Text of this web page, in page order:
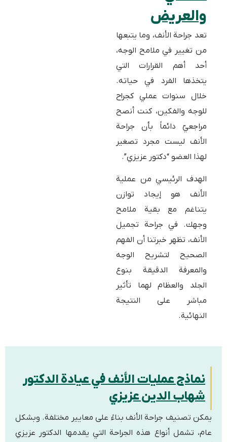
والعريض
تعد جراحة الأنف، وما يتبعها
من تغيير في ملامح الوجه،
أحد أهم القرارات التي
يتخذها الفرد في حياته.
خلال سنوات عملي كجراح
للوجه والفكين، كنت أنصح
مراجعيّ دائماً بأن جراحة
الأنف ليست مجرد تصغير
لهذا العضو “دكتور عزيزي”.
الهدف الرئيسي من عملية
الأنف هو إيجاد توازن
يتناغم مع بقية ملامح
وجهك. في جراحة تجميل
الأنف، تظهر خبرتنا أن الفهم
الصحيح لتشريح الوجه
والمعرفة الدقيقة بنوع
الجلد والعظام لهما تأثير
مباشر على النتيجة
النهائية.
نماذج عمليات الأنف في عيادة الدكتور
شهاب الدين عزيزي
يمكن تصنيف جراحة الأنف بناءً على معايير مختلفة. وبشكل
عام، تشمل أنواع هذه الجراحة التي يقدمها الدكتور عزيزي